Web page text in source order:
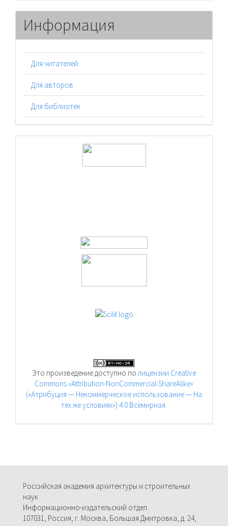
Информация
Для читателей
Для авторов
Для библиотек
Это произведение доступно полицензии Creative
Commons «Attribution-NonCommercial-ShareAlike»
(«Атрибуция — Некоммерческое использование — На
тех же условиях») 4.0 Всемирная.
Российская академия архитектуры и строительных
наук
Информационно-издательский отдел.
107031, Россия, г. Москва, Большая Дмитровка, д. 24,